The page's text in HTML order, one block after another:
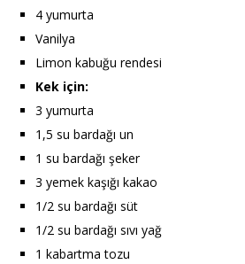
4 yumurta
Vanilya
Limon kabuğu rendesi
Kek için:
3 yumurta
1,5 su bardağı un
1 su bardağı şeker
3 yemek kaşığı kakao
1/2 su bardağı süt
1/2 su bardağı sıvı yağ
1 kabartma tozu